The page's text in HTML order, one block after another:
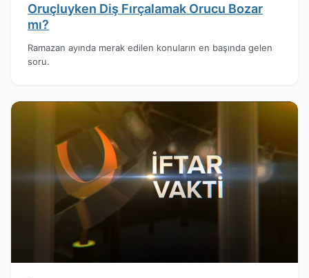
Oruçluyken Diş Fırçalamak Orucu Bozar
mı?
Ramazan ayında merak edilen konuların en başında gelen
soru.